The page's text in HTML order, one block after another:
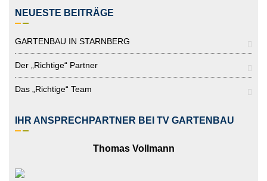
NEUESTE BEITRÄGE
GARTENBAU IN STARNBERG
Der „richtige“ Partner
Das „richtige“ Team
IHR ANSPRECHPARTNER BEI TV GARTENBAU
Thomas Vollmann